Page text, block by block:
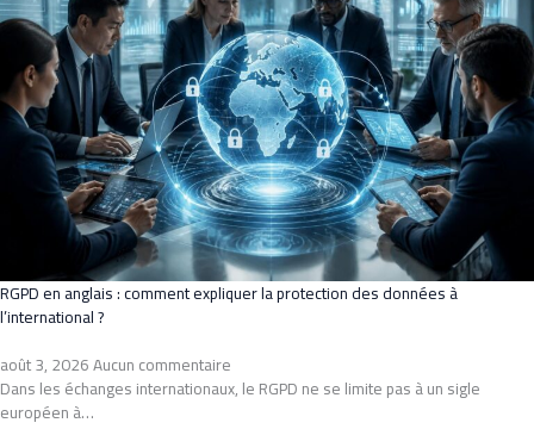
RGPD en anglais : comment expliquer la protection des données à
l’international ?
août 3, 2026Aucun commentaire
Dans les échanges internationaux, le RGPD ne se limite pas à un sigle
européen à…